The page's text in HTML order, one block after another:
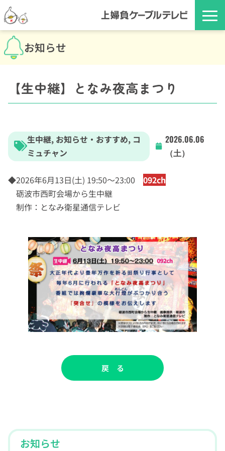
お知らせ
【生中継】となみ夜高まつり
生中継, お知らせ・おすすめ, コ
ミュチャン
2026.06.06
（土）
◆2026年6月13日(土) 19:50～23:00 092ch
砺波市西町会場から生中継
制作：となみ衛星通信テレビ
戻 る
お知らせ